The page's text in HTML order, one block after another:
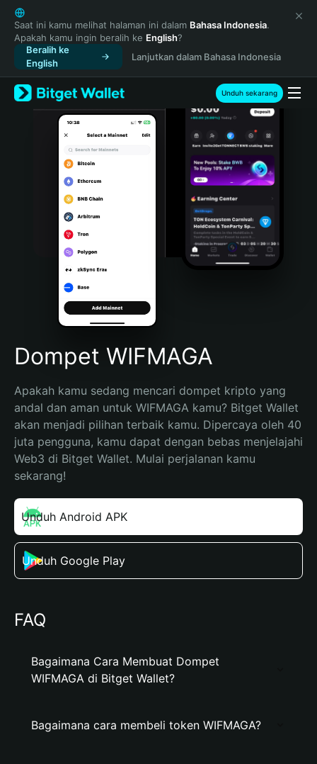
English
日本語
Tiếng Việt
Русский
Español (Latinoamérica)
Türkçe
Italiano
Português (Portugal)
Bahasa Indonesia
Português (Brasil)
Español (Argentina)
Saat ini kamu melihat halaman ini dalam Bahasa Indonesia.
Apakah kamu ingin beralih ke English?
Beralih ke
English
Lanjutkan dalam Bahasa Indonesia
Unduh sekarang
Dompet WIFMAGA
Apakah kamu sedang mencari dompet kripto yang
andal dan aman untuk WIFMAGA kamu? Bitget Wallet
akan menjadi pilihan terbaik kamu. Dipercaya oleh 40
juta pengguna, kamu dapat dengan bebas menjelajahi
Web3 di Bitget Wallet. Mulai perjalanan kamu
sekarang!
Unduh Android APK
Unduh Google Play
FAQ
Bagaimana Cara Membuat Dompet
WIFMAGA di Bitget Wallet?
Bagaimana cara membeli token WIFMAGA?